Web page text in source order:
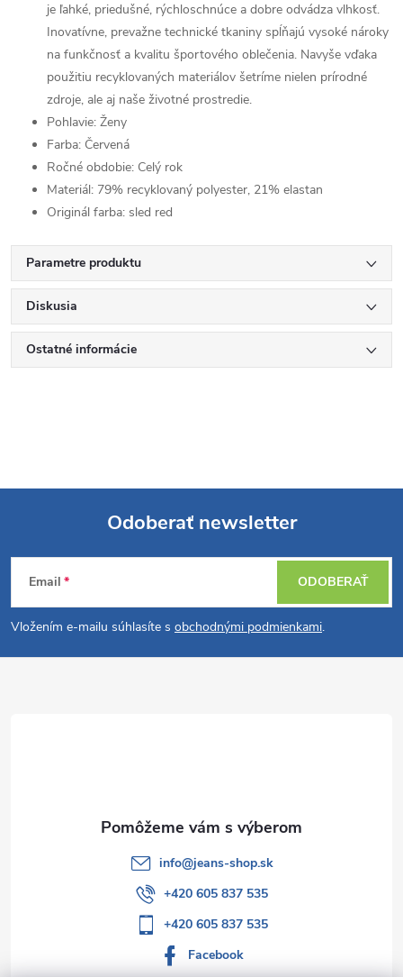
je ľahké, priedušné, rýchloschnúce a dobre odvádza vlhkosť.
Inovatívne, prevažne technické tkaniny spĺňajú vysoké nároky
na funkčnosť a kvalitu športového oblečenia. Navyše vďaka
použitiu recyklovaných materiálov šetríme nielen prírodné
zdroje, ale aj naše životné prostredie.
Pohlavie: Ženy
Farba: Červená
Ročné obdobie: Celý rok
Materiál: 79% recyklovaný polyester, 21% elastan
Originál farba: sled red
Parametre produktu
Diskusia
Ostatné informácie
Z
á
p
Odoberať newsletter
Email
Vložením e-mailu súhlasíte s obchodnými podmienkami.
ODOBERAŤ
info@jeans-shop.sk
+420 605 837 535
+420 605 837 535
Facebook